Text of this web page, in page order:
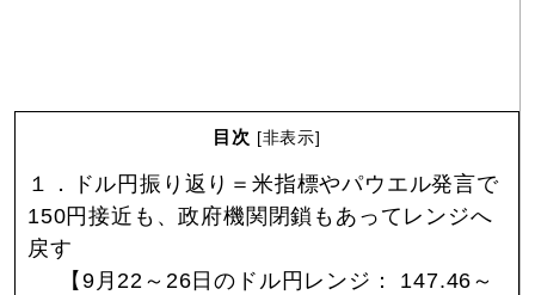
目次 [非表示]
１．ドル円振り返り＝米指標やパウエル発言で
150円接近も、政府機関閉鎖もあってレンジへ
戻す
【9月22～26日のドル円レンジ： 147.46～